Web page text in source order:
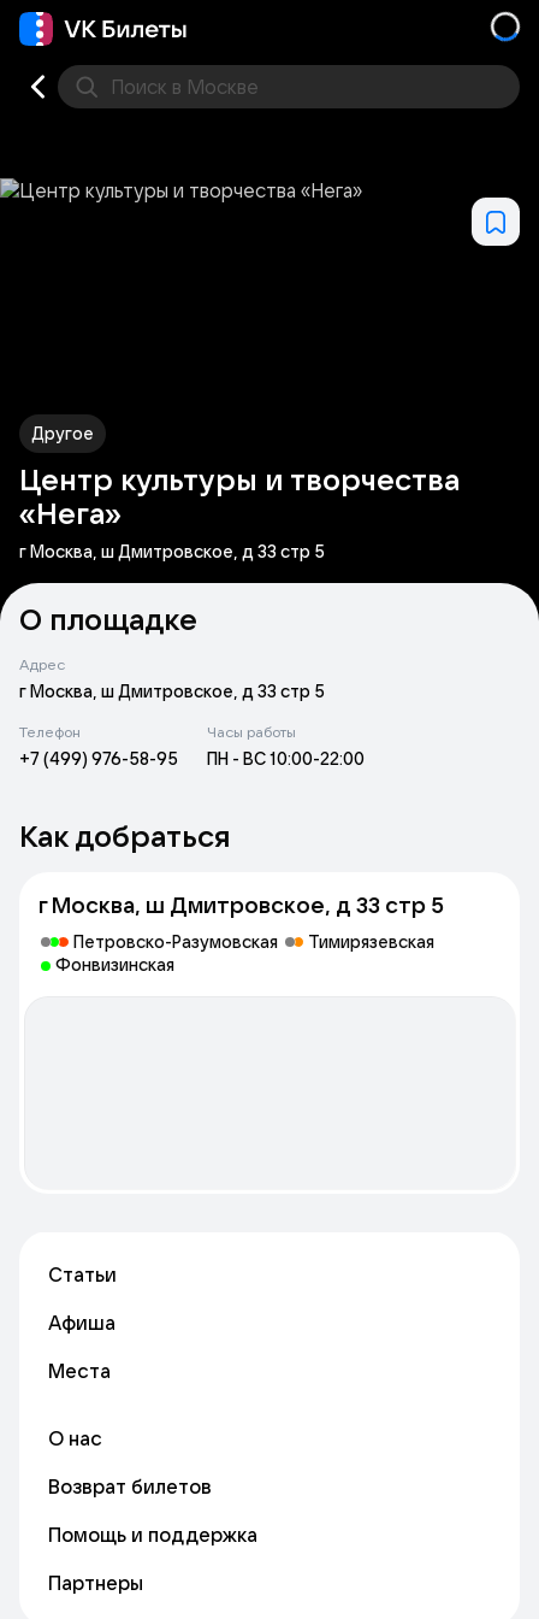
Поиск в Москве
Другое
Центр культуры и творчества
«Нега»
г Москва, ш Дмитровское, д 33 стр 5
О площадке
Адрес
г Москва, ш Дмитровское, д 33 стр 5
Телефон
+7 (499) 976-58-95
Часы работы
ПН - ВС 10:00-22:00
Как добраться
г Москва, ш Дмитровское, д 33 стр 5
Петровско-Разумовская
Тимирязевская
Фонвизинская
Статьи
Афиша
Места
О нас
Возврат билетов
Помощь и поддержка
Партнеры